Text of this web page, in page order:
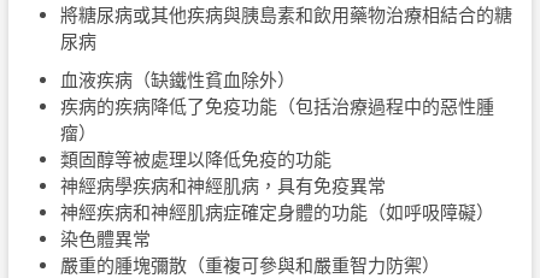
將糖尿病或其他疾病與胰島素和飲用藥物治療相結合的糖
尿病
血液疾病（缺鐵性貧血除外）
疾病的疾病降低了免疫功能（包括治療過程中的惡性腫
瘤）
類固醇等被處理以降低免疫的功能
神經病學疾病和神經肌病，具有免疫異常
神經疾病和神經肌病症確定身體的功能（如呼吸障礙）
染色體異常
嚴重的腫塊彌散（重複可參與和嚴重智力防禦）